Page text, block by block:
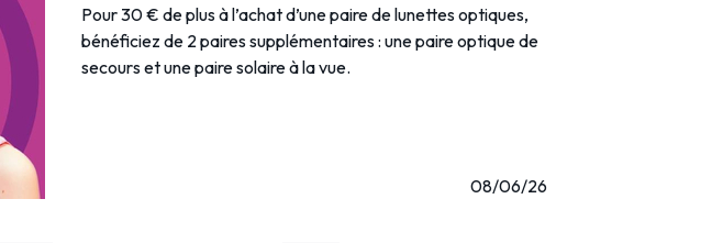
Pour 30 € de plus à l’achat d’une paire de lunettes optiques,
bénéficiez de 2 paires supplémentaires : une paire optique de
secours et une paire solaire à la vue.
08/06/26